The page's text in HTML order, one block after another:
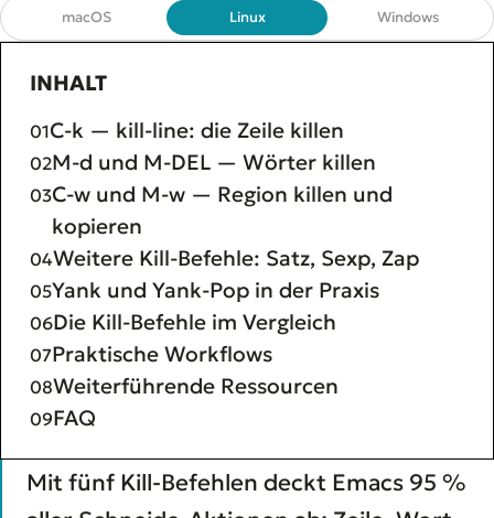
macOS Linux Windows
INHALT
C-k — kill-line: die Zeile killen
M-d und M-DEL — Wörter killen
C-w und M-w — Region killen und
kopieren
Weitere Kill-Befehle: Satz, Sexp, Zap
Yank und Yank-Pop in der Praxis
Die Kill-Befehle im Vergleich
Praktische Workflows
Weiterführende Ressourcen
FAQ
Mit fünf Kill-Befehlen deckt Emacs 95 %